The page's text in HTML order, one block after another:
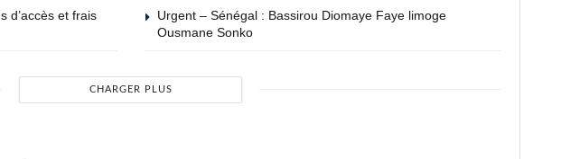
d’accès et frais
Urgent – Sénégal : Bassirou Diomaye Faye limoge
Ousmane Sonko
CHARGER PLUS